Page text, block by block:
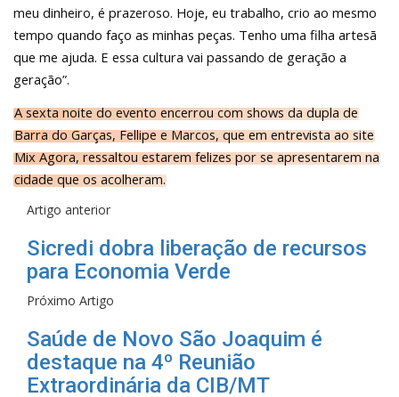
meu dinheiro, é prazeroso. Hoje, eu trabalho, crio ao mesmo
tempo quando faço as minhas peças. Tenho uma filha artesã
que me ajuda. E essa cultura vai passando de geração a
geração”.
A sexta noite do evento encerrou com shows da dupla de
Barra do Garças, Fellipe e Marcos, que em entrevista ao site
Mix Agora, ressaltou estarem felizes por se apresentarem na
cidade que os acolheram.
Artigo anterior
Sicredi dobra liberação de recursos
para Economia Verde
Próximo Artigo
Saúde de Novo São Joaquim é
destaque na 4º Reunião
Extraordinária da CIB/MT